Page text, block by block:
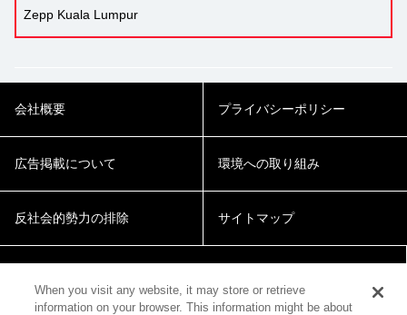
Zepp Kuala Lumpur
会社概要 プライバシーポリシー
広告掲載について 環境への取り組み
反社会的勢力の排除 サイトマップ
When you visit any website, it may store or retrieve
information on your browser. This information might be about